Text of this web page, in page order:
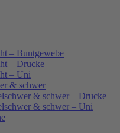
– Buntgewebe
– Drucke
– Uni
& schwer
& schwer – Drucke
& schwer – Uni